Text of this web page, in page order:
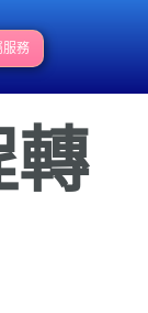
服務
轉